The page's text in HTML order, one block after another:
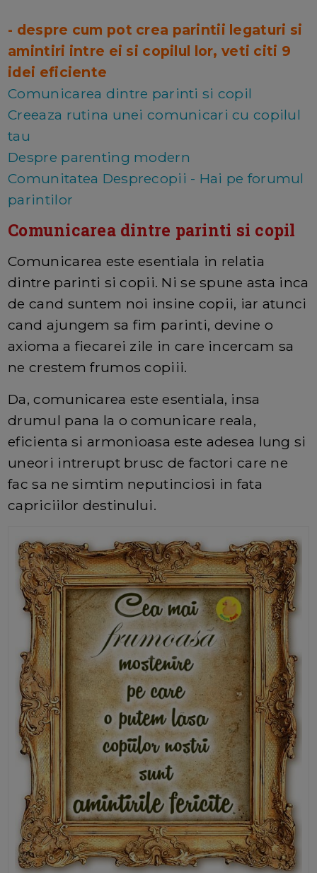
- despre cum pot crea parintii legaturi si
amintiri intre ei si copilul lor, veti citi 9
idei eficiente
Comunicarea dintre parinti si copil
Creeaza rutina unei comunicari cu copilul
tau
Despre parenting modern
Comunitatea Desprecopii - Hai pe forumul
parintilor
Comunicarea dintre parinti si copil
Comunicarea este esentiala in relatia
dintre parinti si copii. Ni se spune asta inca
de cand suntem noi insine copii, iar atunci
cand ajungem sa fim parinti, devine o
axioma a fiecarei zile in care incercam sa
ne crestem frumos copiii.
Da, comunicarea este esentiala, insa
drumul pana la o comunicare reala,
eficienta si armonioasa este adesea lung si
uneori intrerupt brusc de factori care ne
fac sa ne simtim neputinciosi in fata
capriciilor destinului.